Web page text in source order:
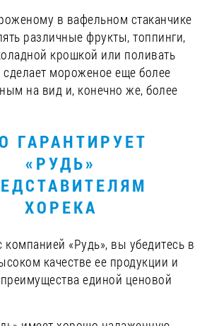
в вафельном стаканчике
различные фрукты, топпинги,
крошкой или поливать
сделает мороженое еще более
на вид и, конечно же, более
ГАРАНТИРУЕТ
«РУДЬ»
ХОРЕКА
компанией «Рудь», вы убедитесь в
качестве ее продукции и
единой ценовой